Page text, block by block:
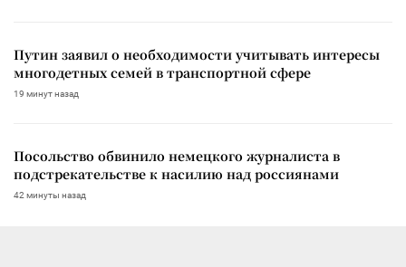
Путин заявил о необходимости учитывать интересы
многодетных семей в транспортной сфере
19 минут назад
Посольство обвинило немецкого журналиста в
подстрекательстве к насилию над россиянами
42 минуты назад